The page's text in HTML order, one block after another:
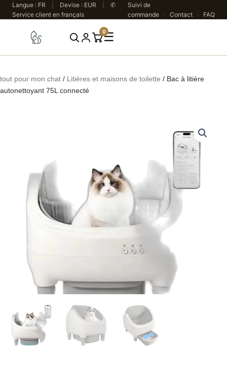
Langue : FR Devise : EUR
✆
Service client en français
Suivi de
commande
· Contact · FAQ
0☰
Aller
au
tout pour mon chat / Litières et maisons de toilette / Bac à litière
autonettoyant 75L connecté